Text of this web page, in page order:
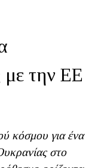
με την ΕΕ
κόσμου για ένα
στο